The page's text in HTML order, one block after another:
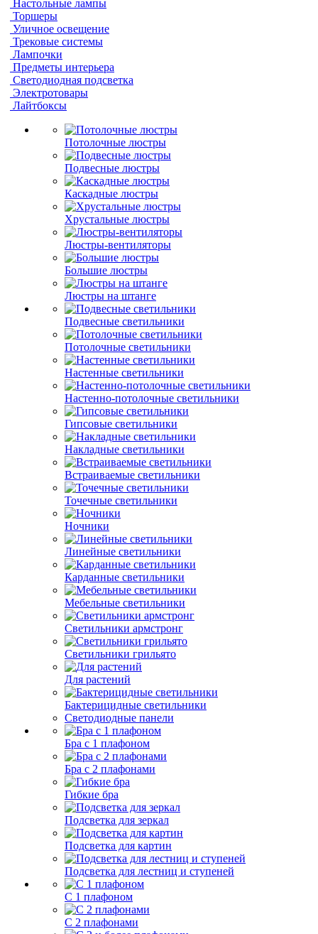
Настольные лампы
Торшеры
Уличное освещение
Трековые системы
Лампочки
Предметы интерьера
Светодиодная подсветка
Электротовары
Лайтбоксы
Потолочные люстры
Подвесные люстры
Каскадные люстры
Хрустальные люстры
Люстры-вентиляторы
Большие люстры
Люстры на штанге
Подвесные светильники
Потолочные светильники
Настенные светильники
Настенно-потолочные светильники
Гипсовые светильники
Накладные светильники
Встраиваемые светильники
Точечные светильники
Ночники
Линейные светильники
Карданные светильники
Мебельные светильники
Светильники армстронг
Светильники грильято
Для растений
Бактерицидные светильники
Светодиодные панели
Бра с 1 плафоном
Бра с 2 плафонами
Гибкие бра
Подсветка для зеркал
Подсветка для картин
Подсветка для лестниц и ступеней
С 1 плафоном
С 2 плафонами